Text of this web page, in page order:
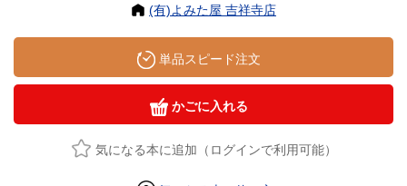
(有)よみた屋 吉祥寺店
単品スピード注文
かごに入れる
気になる本に追加（ログインで利用可能）